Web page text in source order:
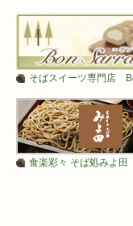
そばスイーツ専門店
食楽彩々 そば処みよ田